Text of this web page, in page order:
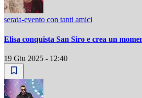
serata-evento con tanti amici
Elisa conquista San Siro e crea un
19 Giu 2025 - 12:40